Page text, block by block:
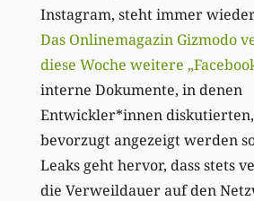
Instagram, steht immer
Das Onlinemagazin Gizmodo
diese Woche weitere
interne Dokumente, in denen
Entwickler*innen
bevorzugt angezeigt werden
Leaks geht hervor, dass stets
die Verweildauer auf den